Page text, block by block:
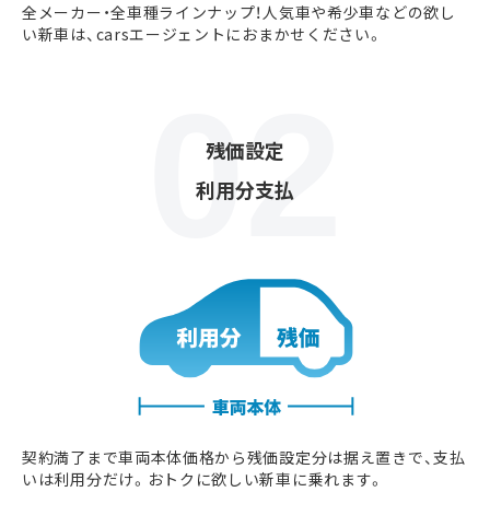
全メーカー・全車種ラインナップ！人気車や希少車などの欲し
い新車は、carsエージェントにおまかせください。
残価設定
利用分支払
契約満了まで車両本体価格から残価設定分は据え置きで、支払
いは利用分だけ。おトクに欲しい新車に乗れます。